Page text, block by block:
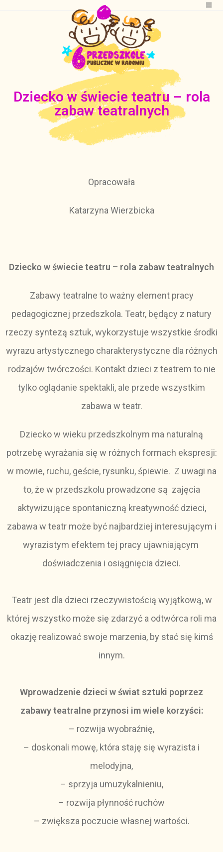
Dziecko w świecie teatru – rola
zabaw teatralnych
Opracowała
Katarzyna Wierzbicka
Dziecko w świecie teatru – rola zabaw teatralnych
Zabawy teatralne to ważny element pracy
pedagogicznej przedszkola. Teatr, będący z natury
rzeczy syntezą sztuk, wykorzystuje wszystkie środki
wyrazu artystycznego charakterystyczne dla różnych
rodzajów twórczości. Kontakt dzieci z teatrem to nie
tylko oglądanie spektakli, ale przede wszystkim
zabawa w teatr.
Dziecko w wieku przedszkolnym ma naturalną
potrzebę wyrażania się w różnych formach ekspresji:
w mowie, ruchu, geście, rysunku, śpiewie. Z uwagi na
to, że w przedszkolu prowadzone są zajęcia
aktywizujące spontaniczną kreatywność dzieci,
zabawa w teatr może być najbardziej interesującym i
wyrazistym efektem tej pracy ujawniającym
doświadczenia i osiągnięcia dzieci.
Teatr jest dla dzieci rzeczywistością wyjątkową, w
której wszystko może się zdarzyć a odtwórca roli ma
okazję realizować swoje marzenia, by stać się kimś
innym.
Wprowadzenie dzieci w świat sztuki poprzez
zabawy teatralne przynosi im wiele korzyści:
– rozwija wyobraźnię,
– doskonali mowę, która staję się wyrazista i
melodyjna,
– sprzyja umuzykalnieniu,
– rozwija płynność ruchów
– zwiększa poczucie własnej wartości.